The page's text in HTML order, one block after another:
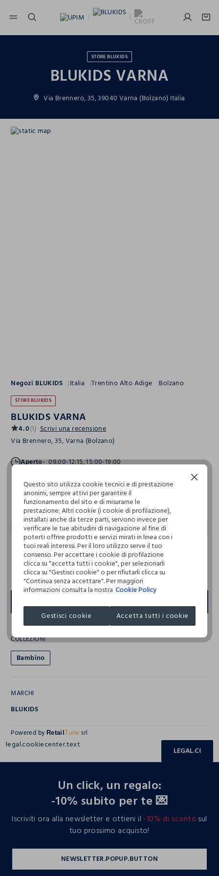
NAVIGATION.ARIA.GOTOMAINCONTENT
STORE BLUKIDS
BLUKIDS VARNA
Via Brennero, 35, 39040 Varna (Bolzano) Italia
Negozi BLUKIDS Italia Trentino Alto Adige Bolzano
STORE BLUKIDS
BLUKIDS VARNA
4.0(1) Scrivi una recensione
Via Brennero, 35, Varna (Bolzano)
Aperto 09:00-12:15, 15:00-19:00
Lunedi
09:00-12:15, 15:00-19:00
Martedi
09:00-12:15, 15:00-19:00
Mercoledi
09:00-12:15, 15:00-19:00
Giovedi
09:00-12:15, 15:00-19:00
Venerdi
09:00-12:15, 15:00-19:00
Sabato
Domenica
COLLEZIONI
Bambino
MARCHI
BLUKIDS
Powered by RetailTune srl
legal.cookiecenter.text
Un click, un regalo:
-10% subito per te 💌
Iscriviti ora alla newsletter e ottieni il -10% di sconto sul
tuo prossimo acquisto!
Questo sito utilizza cookie tecnici e di prestazione
anonimi, sempre attivi per garantire il
funzionamento del sito e di misurarne le
prestazione; Altri cookie (i cookie di profilazione),
installati anche da terze parti, servono invece per
verificare le tue abitudini di navigazione al fine di
poterti offrire prodotti e servizi mirati in linea con i
tuoi reali interessi. Per il loro utilizzo serve il tuo
consenso. Per accettare i cookie di profilazione
clicca su "accetta tutti i cookie", per selezionarli
clicca su "Gestisci cookie" o per rifiutarli clicca su
"Continua senza accettare". Per maggiori
informazioni consulta la nostra Cookie Policy
Gestisci cookie Accetta tutti i cookie
Continua senza accettare